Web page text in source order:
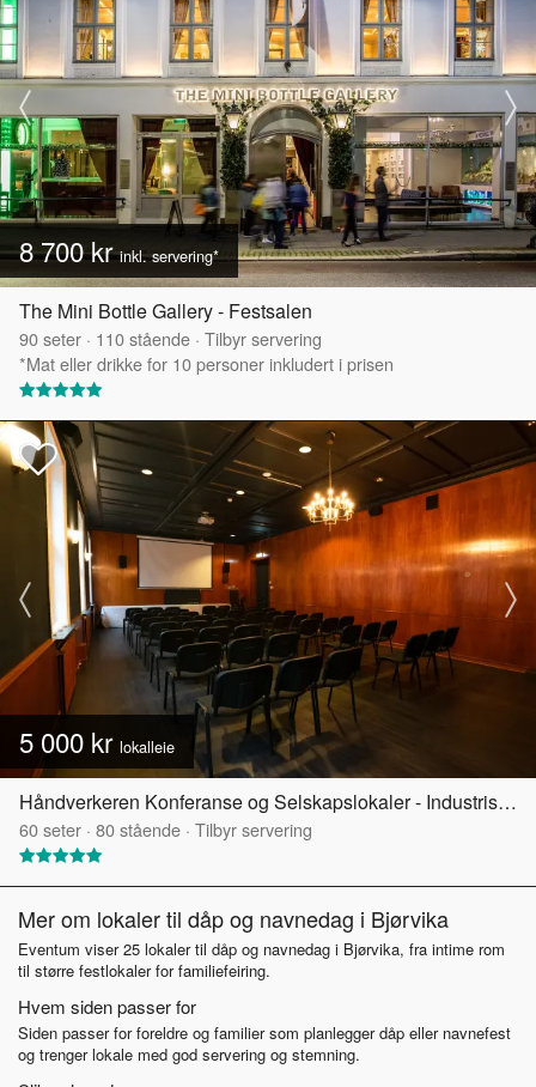
8 700 krinkl. servering*
The Mini Bottle Gallery - Festsalen
90seter · 110stående · Tilbyr servering
*Mat eller drikke for 10 personer inkludert i prisen
5 000 kr lokalleie
Håndverkeren Konferanse og Selskapslokaler - Industrisalen
60seter · 80stående · Tilbyr servering
Mer om lokaler til dåp og navnedag i Bjørvika
Eventum viser 25 lokaler til dåp og navnedag i Bjørvika, fra intime rom
til større festlokaler for familiefeiring.
Hvem siden passer for
Siden passer for foreldre og familier som planlegger dåp eller navnefest
og trenger lokale med god servering og stemning.